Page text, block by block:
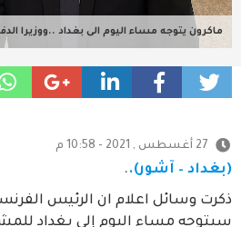
ماكرون يتوجه مساء اليوم الى بغداد ..ووزيرا
27 أغسطس , 2021 - 10:58 م
(بغداد – آشور)..
ذكرت وسائل اعلام ان الرئيس
سيتوجه مساء اليوم إلى بغداد